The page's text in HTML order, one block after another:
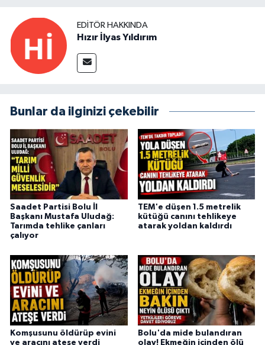
EDITÖR HAKKINDA
Hızır İlyas Yıldırım
Bunlar da ilginizi çekebilir
Saadet Partisi Bolu İl
Başkanı Mustafa Uludağ:
Tarımda tehlike çanları
çalıyor
TEM'e düşen 1.5 metrelik
kütüğü canını tehlikeye
atarak yoldan kaldırdı
Komşusunu öldürüp evini
ve aracını ateşe verdi
Bolu'da mide bulandıran
olay! Ekmeğin içinden ölü